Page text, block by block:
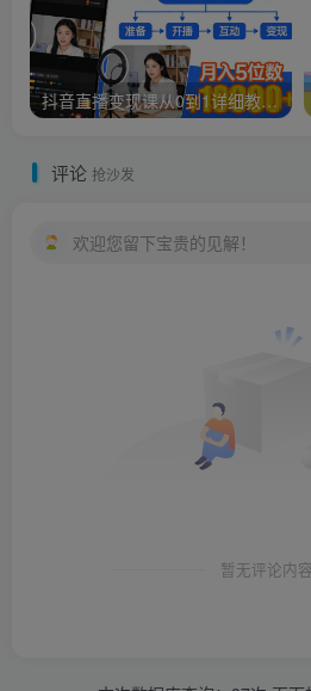
抖音直播变现课从0到1详细教学，一人直播变现拿结果的全链路，普通人也能月入5位数
评论 抢沙发
欢迎您留下宝贵的见解！
暂无评论内容